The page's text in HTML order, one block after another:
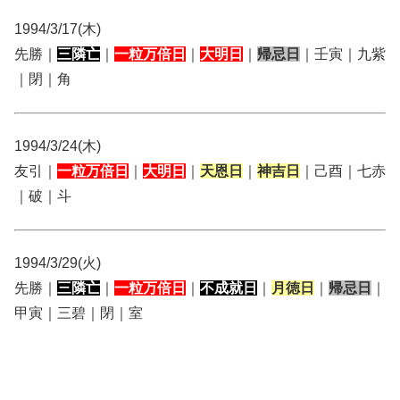
1994/3/17(木)
先勝｜ 三隣亡 一粒万倍日 大明日 帰忌日
｜壬寅｜九紫
｜閉｜角
1994/3/24(木)
友引｜ 一粒万倍日 大明日 天恩日 神吉日
｜己酉｜七赤
｜破｜斗
1994/3/29(火)
先勝｜ 三隣亡 一粒万倍日 不成就日 月徳日 帰忌日
甲寅｜三碧｜閉｜室